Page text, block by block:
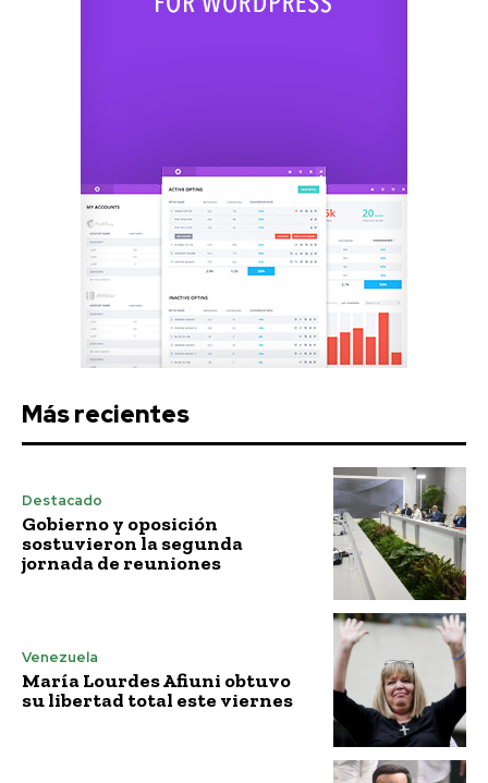
Más recientes
Destacado
Gobierno y oposición
sostuvieron la segunda
jornada de reuniones
Venezuela
María Lourdes Afiuni obtuvo
su libertad total este viernes